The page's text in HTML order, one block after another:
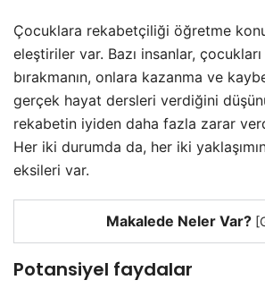
Çocuklara rekabetçiliği öğretme
eleştiriler var. Bazı insanlar,
bırakmanın, onlara kazanma ve
gerçek hayat dersleri verdiğini
rekabetin iyiden daha fazla zarar
Her iki durumda da, her iki
eksileri var.
Makalede Neler Var? [
Potansiyel faydalar